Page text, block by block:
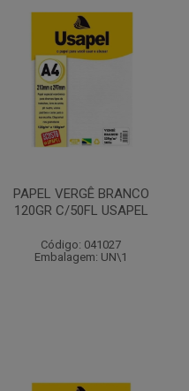
PAPEL VERGÊ BRANCO
120GR C/50FL USAPEL
Código: 041027
Embalagem: UN\1